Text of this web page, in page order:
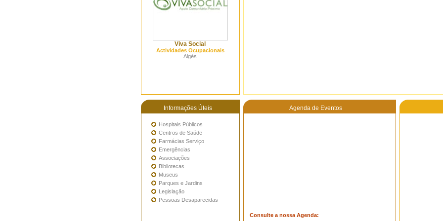
Viva Social
Actividades Ocupacionais
Algés
Informações Úteis Agenda de Eventos
Hospitais Públicos
Centros de Saúde
Farmácias Serviço
Emergências
Associações
Bibliotecas
Museus
Parques e Jardins
Legislação
Pessoas Desaparecidas
Consulte a nossa Agenda: